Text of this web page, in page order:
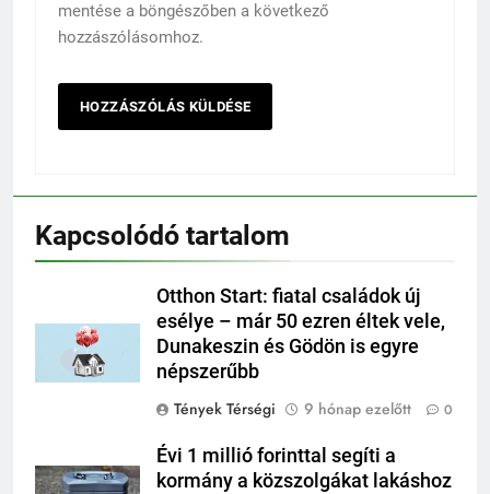
mentése a böngészőben a következő
hozzászólásomhoz.
Kapcsolódó tartalom
Otthon Start: fiatal családok új
esélye – már 50 ezren éltek vele,
Dunakeszin és Gödön is egyre
népszerűbb
Tények Térségi
9 hónap ezelőtt 0
Évi 1 millió forinttal segíti a
kormány a közszolgákat lakáshoz